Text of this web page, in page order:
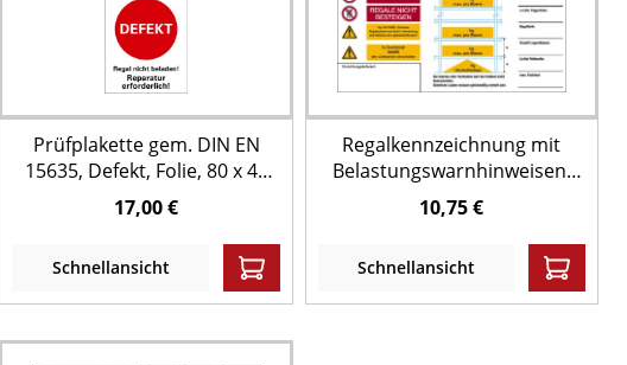
Prüfplakette gem. DIN EN
15635, Defekt, Folie, 80 x 40
mm - Bund = 50 Stk.
17,00 €
Schnellansicht
Regalkennzeichnung mit
Belastungswarnhinweisen,
Fachbodenregal - DIN EN
15635
10,75 €
Schnellansicht